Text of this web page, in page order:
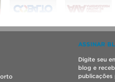
ASSINAR
Digite seu
blog e
publicações